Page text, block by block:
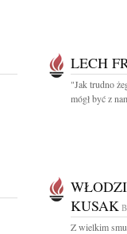
LECH
"Jak trudno
mógł być z
KUSAK
Z wielkim